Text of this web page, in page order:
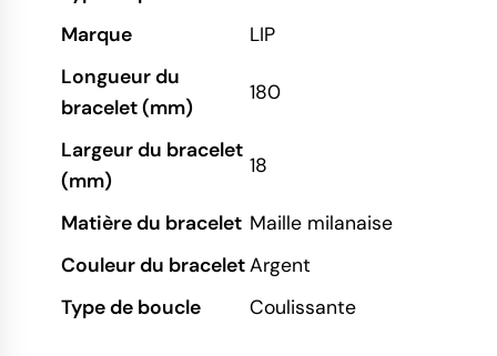
Marque
LIP
Longueur du
bracelet (mm)
180
Largeur du bracelet
(mm)
18
Matière du bracelet Maille milanaise
Couleur du braceletArgent
Type de boucle
Coulissante